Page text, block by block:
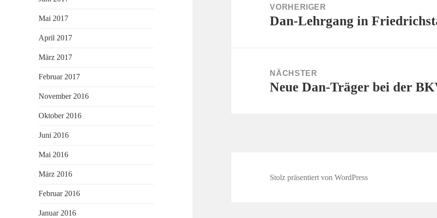
Mai 2017
April 2017
März 2017
Februar 2017
November 2016
Oktober 2016
Juni 2016
Mai 2016
März 2016
Februar 2016
Januar 2016
VORHERIGER
Vorheriger
Dan-Lehrgang in
NÄCHSTER
Nächster
Neue Dan-Träger bei der
Stolz präsentiert von WordPress